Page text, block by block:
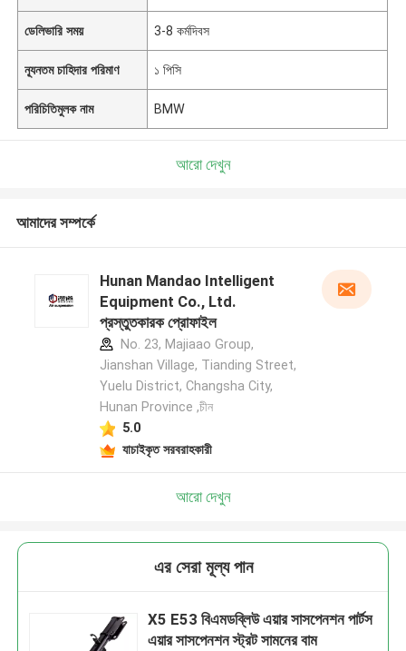
ডেলিভারি সময় 3-8 কর্মদিবস
ন্যূনতম চাহিদার পরিমাণ ১ পিসি
পরিচিতিমুলক নাম BMW
আরো দেখুন
আমাদের সম্পর্কে
Hunan Mandao Intelligent
Equipment Co., Ltd.
প্রস্তুতকারক প্রোফাইল
No. 23, Majiaao Group,
Jianshan Village, Tianding Street,
Yuelu District, Changsha City,
Hunan Province ,চীন
5.0
যাচাইকৃত সরবরাহকারী
আরো দেখুন
এর সেরা মূল্য পান
X5 E53 বিএমডব্লিউ এয়ার সাসপেনশন পার্টস
এয়ার সাসপেনশন স্ট্রট সামনের বাম